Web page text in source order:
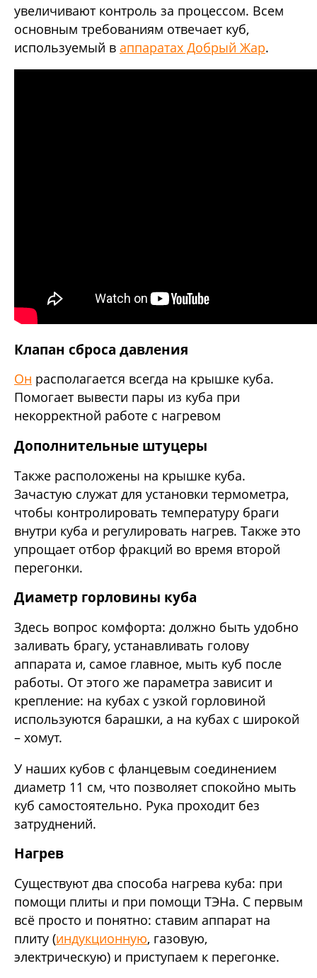
увеличивают контроль за процессом. Всем
основным требованиям отвечает куб,
используемый в аппаратах Добрый Жар.
Клапан сброса давления
Он располагается всегда на крышке куба.
Помогает вывести пары из куба при
некорректной работе с нагревом
Дополнительные штуцеры
Также расположены на крышке куба.
Зачастую служат для установки термометра,
чтобы контролировать температуру браги
внутри куба и регулировать нагрев. Также это
упрощает отбор фракций во время второй
перегонки.
Диаметр горловины куба
Здесь вопрос комфорта: должно быть удобно
заливать брагу, устанавливать голову
аппарата и, самое главное, мыть куб после
работы. От этого же параметра зависит и
крепление: на кубах с узкой горловиной
используются барашки, а на кубах с широкой
– хомут.
У наших кубов с фланцевым соединением
диаметр 11 см, что позволяет спокойно мыть
куб самостоятельно. Рука проходит без
затруднений.
Нагрев
Существуют два способа нагрева куба: при
помощи плиты и при помощи ТЭНа. С первым
всё просто и понятно: ставим аппарат на
плиту (индукционную, газовую,
электрическую) и приступаем к перегонке.